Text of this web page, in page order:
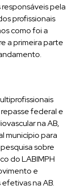
pela
profissionais
como foi a
a primeira parte
federal e
na AB,
município para
sobre
do LABIMPH
e
na AB.